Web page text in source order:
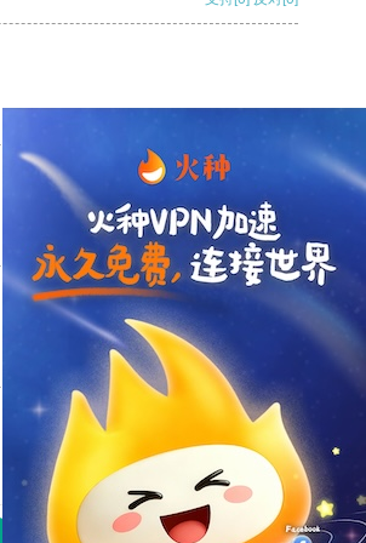
支持 [0] 反对 [0]
支持
旋风加速度器 快连加速器